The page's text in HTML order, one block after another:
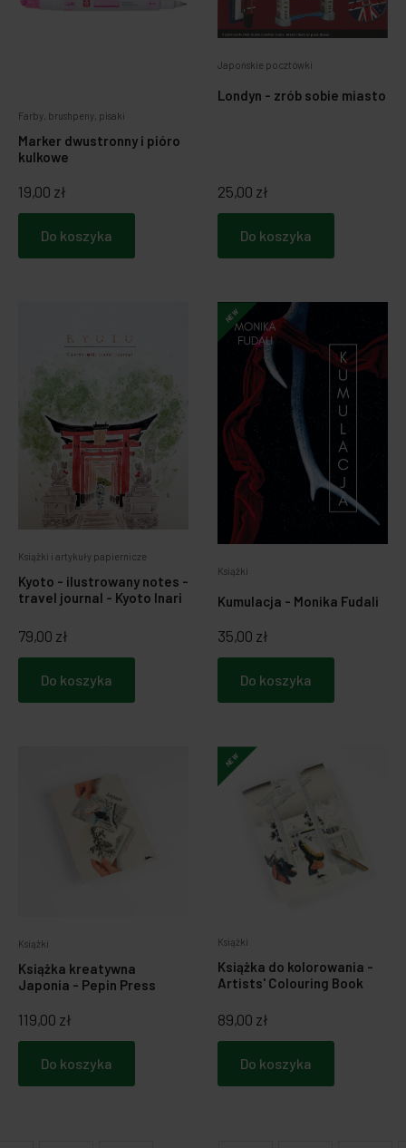
Farby, brushpeny, pisaki
Marker dwustronny i pióro
kulkowe
19,00 zł
Do koszyka
Japońskie pocztówki
Londyn - zrób sobie miasto
25,00 zł
Do koszyka
Książki i artykuły papiernicze
Kyoto - ilustrowany notes -
travel journal - Kyoto Inari
79,00 zł
Do koszyka
Książki
Kumulacja - Monika Fudali
35,00 zł
Do koszyka
NEW
Książki
Książka kreatywna
Japonia - Pepin Press
119,00 zł
Do koszyka
Książki
Książka do kolorowania -
Artists' Colouring Book
89,00 zł
Do koszyka
NEW